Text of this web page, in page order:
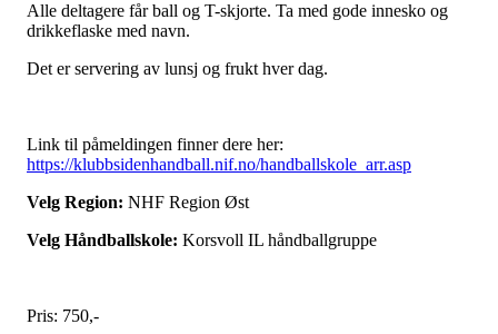
Alle deltagere får ball og T-skjorte. Ta med gode innesko og
drikkeflaske med navn.
Det er servering av lunsj og frukt hver dag.
Link til påmeldingen finner dere her:
https://klubbsidenhandball.nif.no/handballskole_arr.asp
Velg Region: NHF Region Øst
Velg Håndballskole: Korsvoll IL håndballgruppe
Pris: 750,-